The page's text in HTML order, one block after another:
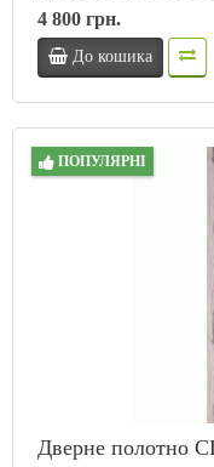
4 800 грн.
До кошика
ПОПУЛЯРНІ
Дверне полотно